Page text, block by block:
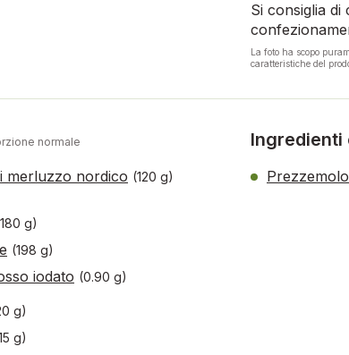
Si consiglia
La foto ha scopo
caratteristiche del
normale
merluzzo nordico (120 g)
g)
(198 g)
iodato (0.90 g)
g)
g)
Ingredienti